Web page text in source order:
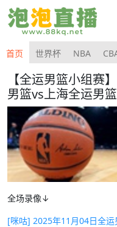
首页 世界杯 NBA
【全运男篮小组赛
男篮vs上海全运男
全场录像↓
[咪咕] 2025年11月04日全